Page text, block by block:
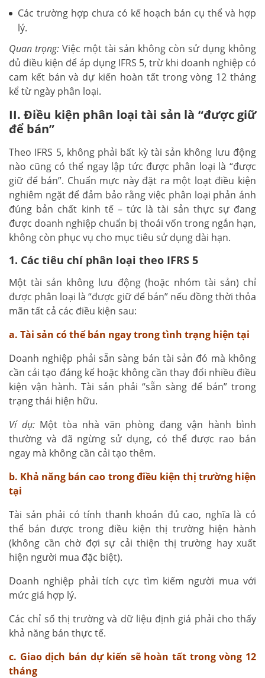
Các trường hợp chưa có kế hoạch bán cụ thể và hợp
lý.
Quan trọng: Việc một tài sản không còn sử dụng không
đủ điều kiện để áp dụng IFRS 5, trừ khi doanh nghiệp có
cam kết bán và dự kiến hoàn tất trong vòng 12 tháng
kể từ ngày phân loại.
II. Điều kiện phân loại tài sản là “được giữ
để bán”
Theo IFRS 5, không phải bất kỳ tài sản không lưu động
nào cũng có thể ngay lập tức được phân loại là “được
giữ để bán”. Chuẩn mực này đặt ra một loạt điều kiện
nghiêm ngặt để đảm bảo rằng việc phân loại phản ánh
đúng bản chất kinh tế – tức là tài sản thực sự đang
được doanh nghiệp chuẩn bị thoái vốn trong ngắn hạn,
không còn phục vụ cho mục tiêu sử dụng dài hạn.
1. Các tiêu chí phân loại theo IFRS 5
Một tài sản không lưu động (hoặc nhóm tài sản) chỉ
được phân loại là “được giữ để bán” nếu đồng thời thỏa
mãn tất cả các điều kiện sau:
a. Tài sản có thể bán ngay trong tình trạng hiện tại
Doanh nghiệp phải sẵn sàng bán tài sản đó mà không
cần cải tạo đáng kể hoặc không cần thay đổi nhiều điều
kiện vận hành. Tài sản phải “sẵn sàng để bán” trong
trạng thái hiện hữu.
Ví dụ:Một tòa nhà văn phòng đang vận hành bình
thường và đã ngừng sử dụng, có thể được rao bán
ngay mà không cần cải tạo thêm.
b. Khả năng bán cao trong điều kiện thị trường hiện
tại
Tài sản phải có tính thanh khoản đủ cao, nghĩa là có
thể bán được trong điều kiện thị trường hiện hành
(không cần chờ đợi sự cải thiện thị trường hay xuất
hiện người mua đặc biệt).
Doanh nghiệp phải tích cực tìm kiếm người mua với
mức giá hợp lý.
Các chỉ số thị trường và dữ liệu định giá phải cho thấy
khả năng bán thực tế.
c. Giao dịch bán dự kiến sẽ hoàn tất trong vòng 12
tháng